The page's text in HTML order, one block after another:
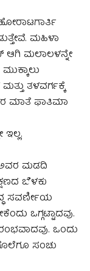
ಹೋರಾಟಗಾರ್ತಿ
ಮಹಿಳಾ
ಆಗಿ ಮಲಾಲಳನ್ನೇ
ತಳವರ್ಗಕ್ಕೆ
ಮಾತೆ ಫಾತಿಮಾ
ಅವರ ಮಡದಿ
ಬೆಳಕು
ಸವರ್ಣೀಯ
ಒಗ್ಗಟ್ಟಾದವು.
ಒಂದು
ಸಂಚು